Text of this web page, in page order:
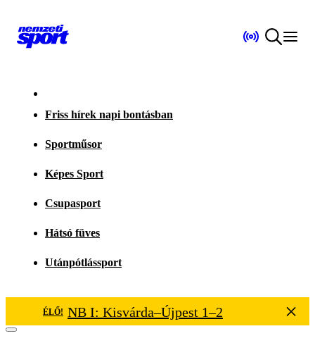
Friss hírek napi bontásban
Sportműsor
Képes Sport
Csupasport
Hátsó füves
Utánpótlássport
ÉLŐ! NB I: Kisvárda–Újpest 1–2